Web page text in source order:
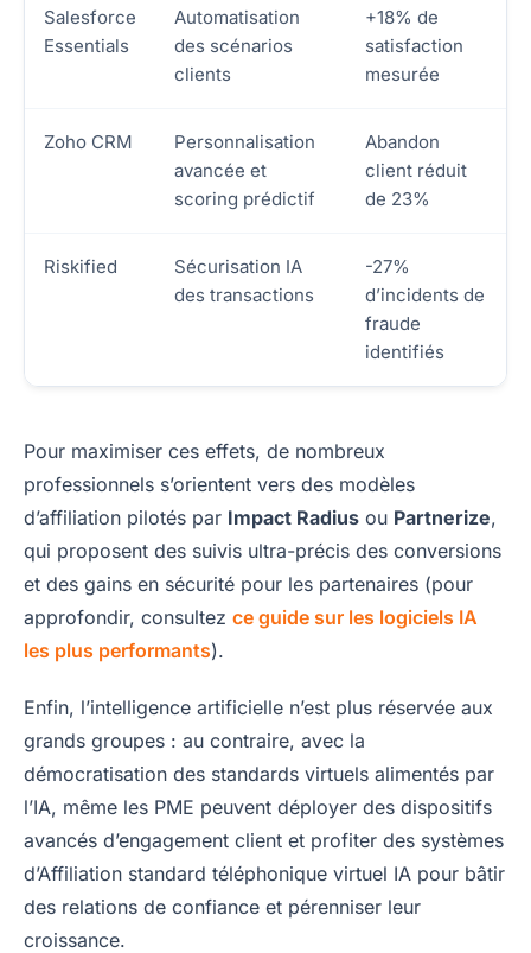
Salesforce
Essentials
Automatisation
des scénarios
clients
+18% de
satisfaction
mesurée
Zoho CRM
Personnalisation
avancée et
scoring prédictif
Abandon
client réduit
de 23%
Riskified
Sécurisation IA
des transactions
-27%
d’incidents de
fraude
identifiés
Pour maximiser ces effets, de nombreux
professionnels s’orientent vers des modèles
d’affiliation pilotés par Impact Radius ou Partnerize,
qui proposent des suivis ultra-précis des conversions
et des gains en sécurité pour les partenaires (pour
approfondir, consultez ce guide sur les logiciels IA
les plus performants).
Enfin, l’intelligence artificielle n’est plus réservée aux
grands groupes : au contraire, avec la
démocratisation des standards virtuels alimentés par
l’IA, même les PME peuvent déployer des dispositifs
avancés d’engagement client et profiter des systèmes
d’Affiliation standard téléphonique virtuel IA pour bâtir
des relations de confiance et pérenniser leur
croissance.